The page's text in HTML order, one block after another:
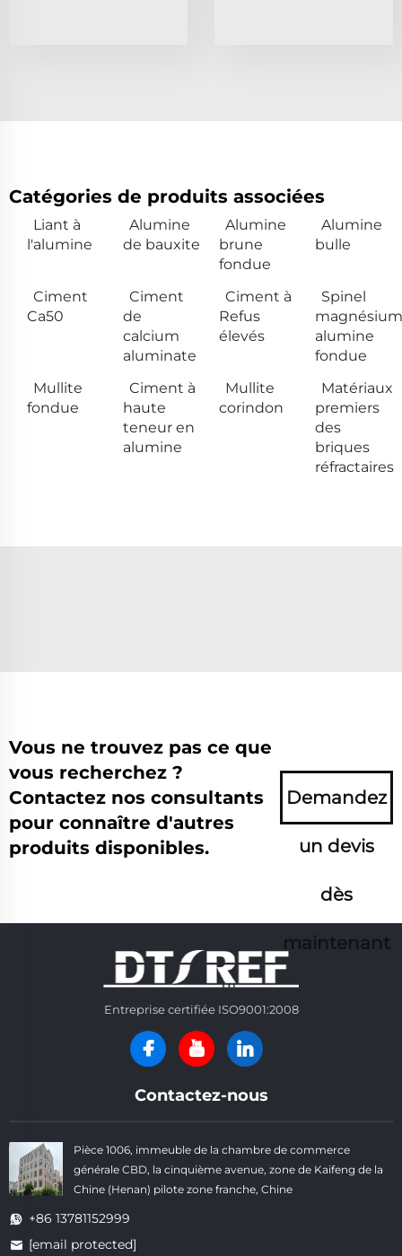
Catégories de produits associées
Liant à
l'alumine
Alumine
de bauxite
Alumine
brune
fondue
Alumine
bulle
Ciment
Ca50
Ciment
de
calcium
aluminate
Ciment à
Refus
élevés
Spinel
magnésium
alumine
fondue
Mullite
fondue
Ciment à
haute
teneur en
alumine
Mullite
corindon
Matériaux
premiers
des
briques
réfractaires
Vous ne trouvez pas ce que
vous recherchez ?
Contactez nos consultants
pour connaître d'autres
produits disponibles.
Demandez
un devis
dès
maintenant
Entreprise certifiée ISO9001:2008
Contactez-nous
Pièce 1006, immeuble de la chambre de commerce
générale CBD, la cinquième avenue, zone de Kaifeng de la
Chine (Henan) pilote zone franche, Chine
+86 13781152999
[email protected]